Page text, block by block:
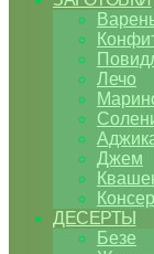
Лечо
Джем
ДЕСЕРТЫ
Безе